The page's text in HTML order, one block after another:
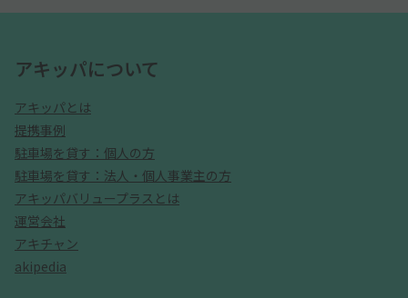
アキッパについて
アキッパとは
提携事例
駐車場を貸す：個人の方
駐車場を貸す：法人・個人事業主の方
アキッパバリュープラスとは
運営会社
アキチャン
akipedia